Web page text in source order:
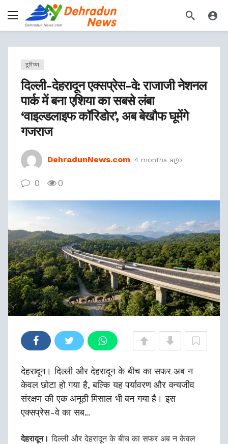
टूरिज्म
दिल्ली-देहरादून एक्सप्रेस-वे: राजाजी नेशनल
पार्क में बना एशिया का सबसे लंबा
‘वाइल्डलाइफ कॉरिडोर’, अब बेखौफ घूमेंगे
गजराज
DehradunNews.com 4 months ago
0 0
देहरादून। दिल्ली और देहरादून के बीच का सफर अब न
केवल छोटा हो गया है, बल्कि यह पर्यावरण और वन्यजीव
संरक्षण की एक अनूठी मिसाल भी बन गया है। इस
एक्सप्रेस-वे का सब...
देहरादून। दिल्ली और देहरादून के बीच का सफर अब न केवल